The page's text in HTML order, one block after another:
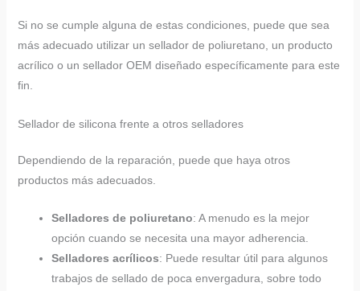
Si no se cumple alguna de estas condiciones, puede que sea
más adecuado utilizar un sellador de poliuretano, un producto
acrílico o un sellador OEM diseñado específicamente para este
fin.
Sellador de silicona frente a otros selladores
Dependiendo de la reparación, puede que haya otros
productos más adecuados.
Selladores de poliuretano: A menudo es la mejor
opción cuando se necesita una mayor adherencia.
Selladores acrílicos: Puede resultar útil para algunos
trabajos de sellado de poca envergadura, sobre todo